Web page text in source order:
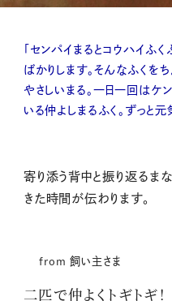
「センパイまるとコウハイふ
ばかりします。そんなふくを
やさしいまる。一日一回はケ
いる仲よしまるふく。ずっと元
寄り添う背中と振り返るま
きた時間が伝わります。
from 飼い主さま
二匹で仲よくトギトギ！